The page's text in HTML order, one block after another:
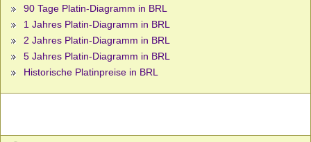
90 Tage Platin-Diagramm in BRL
1 Jahres Platin-Diagramm in BRL
2 Jahres Platin-Diagramm in BRL
5 Jahres Platin-Diagramm in BRL
Historische Platinpreise in BRL